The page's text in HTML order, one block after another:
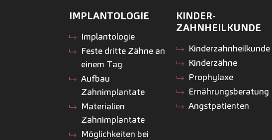
IMPLANTOLOGIE
Implantologie
Feste dritte Zähne an
einem Tag
Aufbau
Zahnimplantate
Materialien
Zahnimplantate
Möglichkeiten bei
KINDER­
ZAHNHEILKUNDE
Kinder­zahnheilkunde
Kinderzähne
Prophylaxe
Ernährungsberatung
Angstpatienten